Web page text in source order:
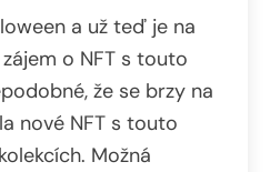
a už teď je na
o NFT s touto
že se brzy na
nové NFT s touto
Možná